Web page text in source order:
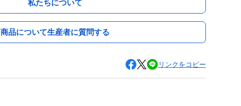
私たちについて
商品について生産者に質問する
リンクをコピー